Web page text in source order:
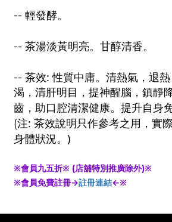
-- 輕發酵。
-- 茶湯淡黃明亮。甘醇清香。
-- 茶效:性質中庸。清熱氣，退
渴，清肝明目，提神醒腦，鎮靜
齒，助口腔清潔健康。提升自身免
(注: 茶效說明只作參考之用，實
身體狀況。 )
※會員九五折※ (店舖特別推廣除外)※
※會員免費註冊→註冊連結←※